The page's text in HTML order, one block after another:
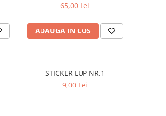
65,00 Lei
ADAUGA IN COS
STICKER LUP NR.1
9,00 Lei